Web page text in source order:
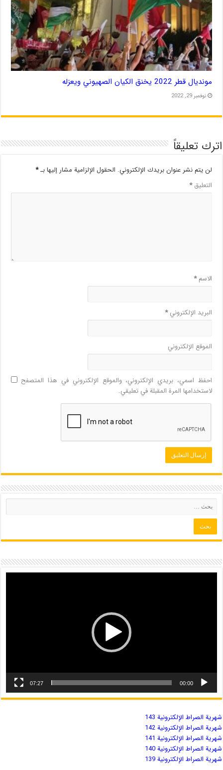
مونديال قطر 2022 يخنق الكيان الصهيوني ويعزله
نوفمبر 29, 2022
اترك تعليقاً
لن يتم نشر عنوان بريدك الإلكتروني. الحقول الإلزامية مشار إليها بـ*
التعليق*
الاسم*
البريد الإلكتروني*
الموقع الإلكتروني
احفظ اسمي، بريدي الإلكتروني، والموقع الإلكتروني في هذا المتصفح
لاستخدامها المرة المقبلة في تعليقي.
00:00
07:27
شهریة الصراط الإلكترونية 143
شهریة الصراط الإلكترونية 142
شهریة الصراط الإلكترونية 141
شهریة الصراط الإلكترونية 140
شهریة الصراط الإلكترونية 139